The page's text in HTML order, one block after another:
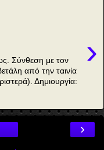
›
Σύνθεση με τον
από την ταινία
Δημιουργία:
›